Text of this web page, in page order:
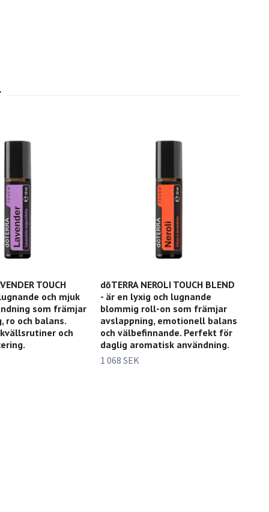
TOUCH
och mjuk
som främjar
ro och balans.
och
dōTERRA NEROLI TOUCH BLEND
- är en lyxig och lugnande
blommig roll-on som främjar
avslappning, emotionell balans
och välbefinnande. Perfekt för
daglig aromatisk användning.
1 068 SEK